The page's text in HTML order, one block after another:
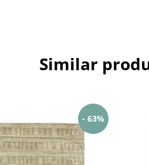
Similar
- 63%